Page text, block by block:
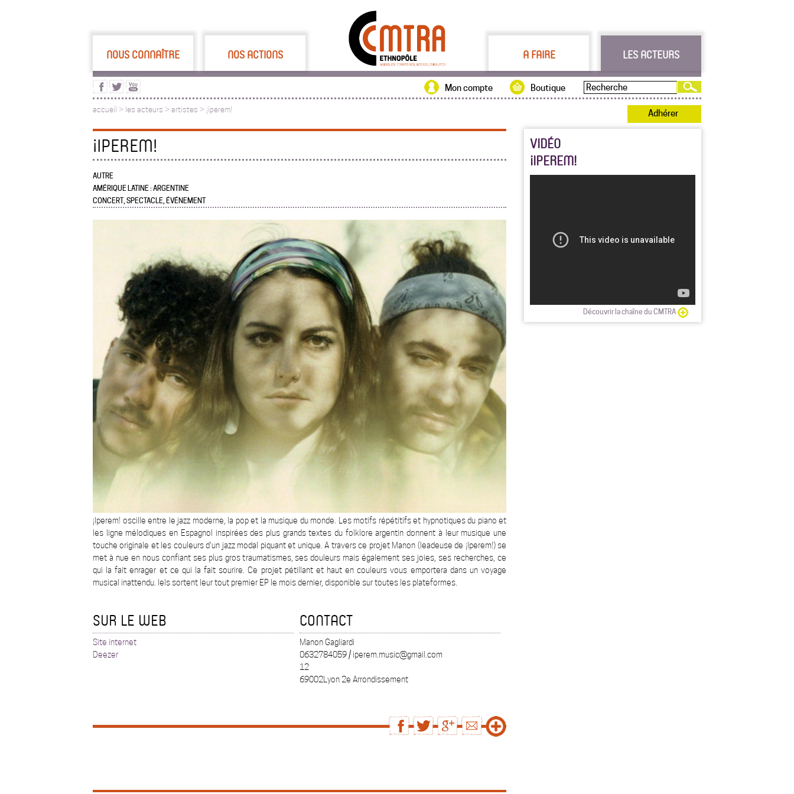
NOUS CONNAÎTRE NOS ACTIONS A FAIRE LES ACTEURS
Boutique
Mon compte
accueil > les acteurs > artistes > ¡iperem! Adhérer
¡IPEREM!
AUTRE
AMÉRIQUE LATINE : ARGENTINE
CONCERT, SPECTACLE, ÉVÉNEMENT
¡Iperem! oscille entre le jazz moderne, la pop et la musique du monde. Les motifs répétitifs et hypnotiques du piano et
les ligne mélodiques en Espagnol inspirées des plus grands textes du folklore argentin donnent à leur musique une
touche originale et les couleurs d'un jazz modal piquant et unique. A travers ce projet Manon (leadeuse de ¡Iperem!) se
met à nue en nous confiant ses plus gros traumatismes, ses douleurs mais également ses joies, ses recherches, ce
qui la fait enrager et ce qui la fait sourire. Ce projet pétillant et haut en couleurs vous emportera dans un voyage
musical inattendu. Iels sortent leur tout premier EP le mois dernier, disponible sur toutes les plateformes.
SUR LE WEB
Site internet
Deezer
CONTACT
Manon Gagliardi
0632784059 / iperem.music@gmail.com
12
69002Lyon 2e Arrondissement
VIDÉO
¡IPEREM!
Découvrir la chaîne du CMTRA